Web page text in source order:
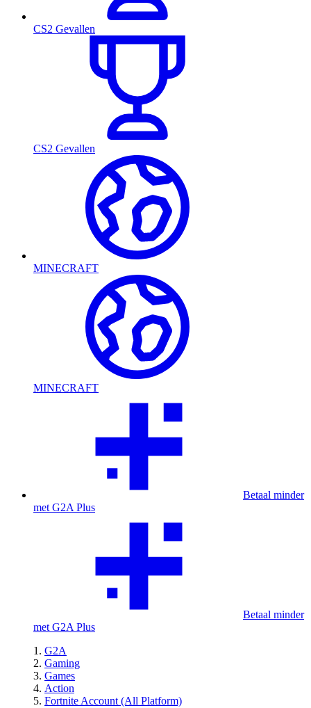
CS2 Gevallen
CS2 Gevallen
MINECRAFT
MINECRAFT
Betaal minder
met G2A Plus
Betaal minder
met G2A Plus
G2A
Gaming
Games
Action
Fortnite Account (All Platform)